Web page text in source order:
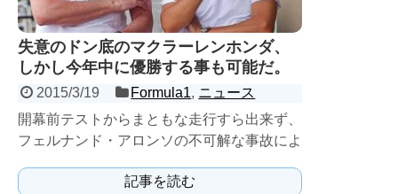
失意のドン底のマクラーレンホンダ、
しかし今年中に優勝する事も可能だ。
2015/3/19 Formula1, ニュース
開幕前テストからまともな走行すら出来ず、
フェルナンド・アロンソの不可解な事故によ
厳しいスタートを切っ...
記事を読む